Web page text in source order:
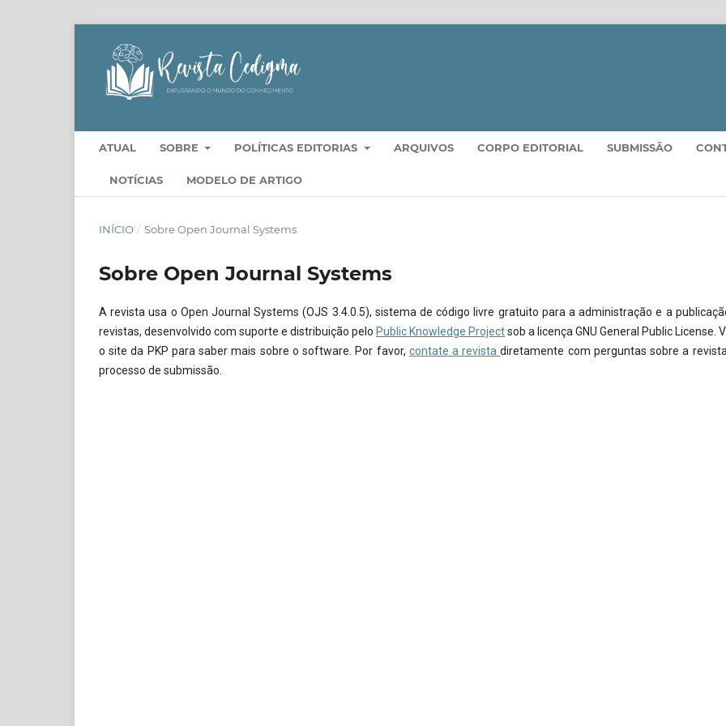
ATUAL SOBRE POLÍTICAS EDITORIAS ARQUIVOS CORPO EDITORIAL SUBMISSÃO
NOTÍCIAS MODELO DE ARTIGO
INÍCIO / Sobre Open Journal Systems
Sobre Open Journal Systems
A revista usa o Open Journal Systems (OJS 3.4.0.5), sistema de código livre gratuito para a administração e a
revistas, desenvolvido com suporte e distribuição pelo Public Knowledge Projectsob a licença GNU General Public License.
o site da PKP para saber mais sobre o software. Por favor, contate a revistadiretamente com perguntas sobre a
processo de submissão.